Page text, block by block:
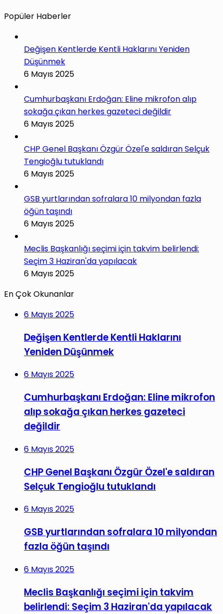
Popüler Haberler
Değişen Kentlerde Kentli Haklarını Yeniden
Düşünmek
6 Mayıs 2025
Cumhurbaşkanı Erdoğan: Eline mikrofon alıp
sokağa çıkan herkes gazeteci değildir
6 Mayıs 2025
CHP Genel Başkanı Özgür Özel'e saldıran Selçuk
Tengioğlu tutuklandı
6 Mayıs 2025
GSB yurtlarından sofralara 10 milyondan fazla
öğün taşındı
6 Mayıs 2025
Meclis Başkanlığı seçimi için takvim belirlendi:
Seçim 3 Haziran'da yapılacak
6 Mayıs 2025
En Çok Okunanlar
6 Mayıs 2025
Değişen Kentlerde Kentli Haklarını
Yeniden Düşünmek
6 Mayıs 2025
Cumhurbaşkanı Erdoğan: Eline mikrofon
alıp sokağa çıkan herkes gazeteci
değildir
6 Mayıs 2025
CHP Genel Başkanı Özgür Özel'e saldıran
Selçuk Tengioğlu tutuklandı
6 Mayıs 2025
GSB yurtlarından sofralara 10 milyondan
fazla öğün taşındı
6 Mayıs 2025
Meclis Başkanlığı seçimi için takvim
belirlendi: Seçim 3 Haziran'da yapılacak